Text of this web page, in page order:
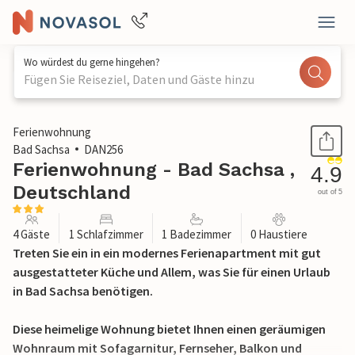
Wo würdest du gerne hingehen?
Fügen Sie Reiseziel, Daten und Gäste hinzu
1 / 13
Ferienwohnung
Bad Sachsa
DAN256
Ferienwohnung - Bad Sachsa ,
Deutschland
4.9
out of 5
4 Gäste 1 Schlafzimmer 1 Badezimmer 0 Haustiere
Treten Sie ein in ein modernes Ferienapartment mit gut
ausgestatteter Küche und Allem, was Sie für einen Urlaub
in Bad Sachsa benötigen.
Diese heimelige Wohnung bietet Ihnen einen geräumigen
Wohnraum mit Sofagarnitur, Fernseher, Balkon und